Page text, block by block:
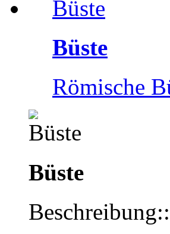
Büste
Römische
Büste